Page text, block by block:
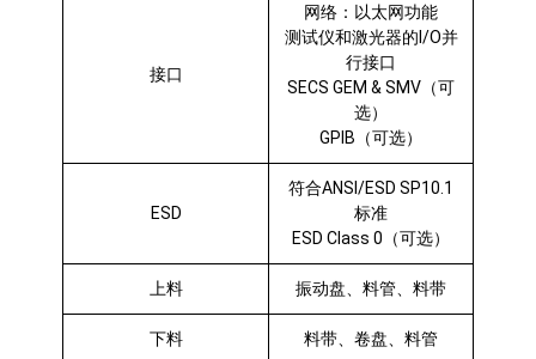
接口
网络：以太网功能
测试仪和激光器的I/O并
行接口
SECS GEM & SMV（可
选）
GPIB（可选）
ESD
符合ANSI/ESD SP10.1
标准
ESD Class 0（可选）
上料 振动盘、料管、料带
下料 料带、卷盘、料管